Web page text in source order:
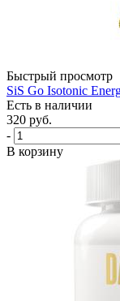
Быстрый просмотр
SiS Go Isotonic
Есть в наличии
320 руб.
-
В корзину